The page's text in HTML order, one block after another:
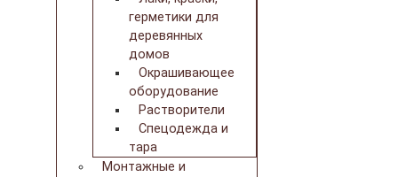
герметики для
деревянных
домов
Окрашивающее
оборудование
Растворители
Спецодежда и
тара
Монтажные и